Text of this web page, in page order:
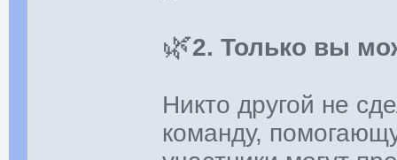
🌿2. Только вы
Никто другой не
команду,